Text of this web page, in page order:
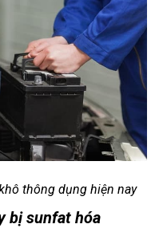
thông dụng hiện nay
bị sunfat hóa